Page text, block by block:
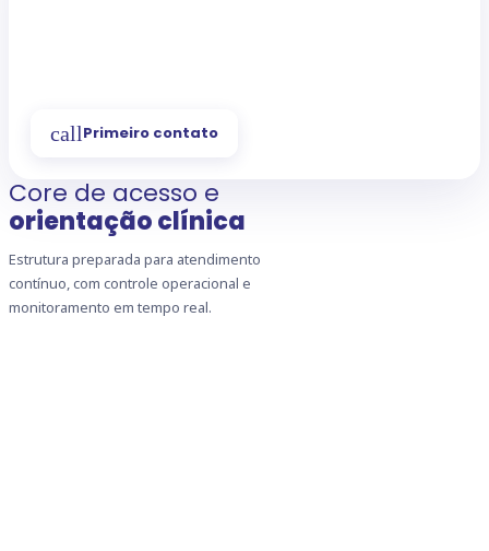
callPrimeiro contato
Core de acesso e
orientação clínica
Estrutura preparada para atendimento
contínuo, com controle operacional e
monitoramento em tempo real.